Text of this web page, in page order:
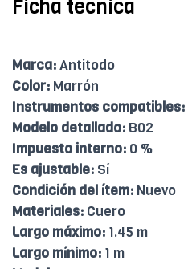
Ficha técnica
Marca:Antitodo
Color: Marrón
Instrumentos compatibles:
Modelo detallado: B02
Impuesto interno: 0 %
Es ajustable: Sí
Condición del ítem: Nuevo
Materiales: Cuero
Largo máximo: 1.45 m
Largo mínimo: 1 m